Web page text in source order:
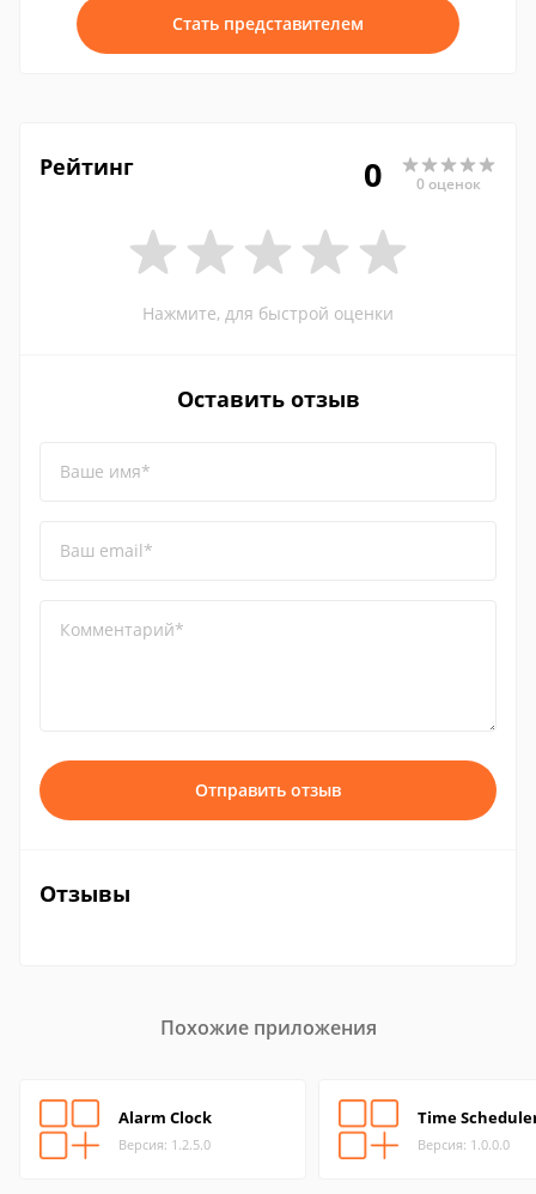
Стать представителем
Рейтинг 0 0 оценок
Нажмите, для быстрой оценки
Оставить отзыв
Ваше имя*
Ваш email*
Комментарий*
Отправить отзыв
Отзывы
Похожие приложения
Alarm Clock
Версия: 1.2.5.0
Time
Версия: 1.0.0.0